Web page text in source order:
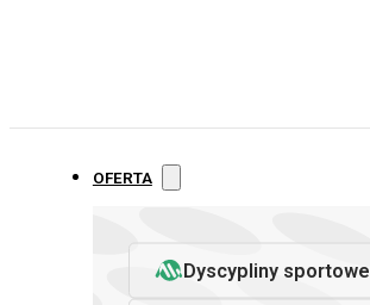
OFERTA
Dyscypliny sportowe